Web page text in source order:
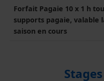
Forfait Pagaie 10 x 1 h
supports pagaie, valable
saison en cours